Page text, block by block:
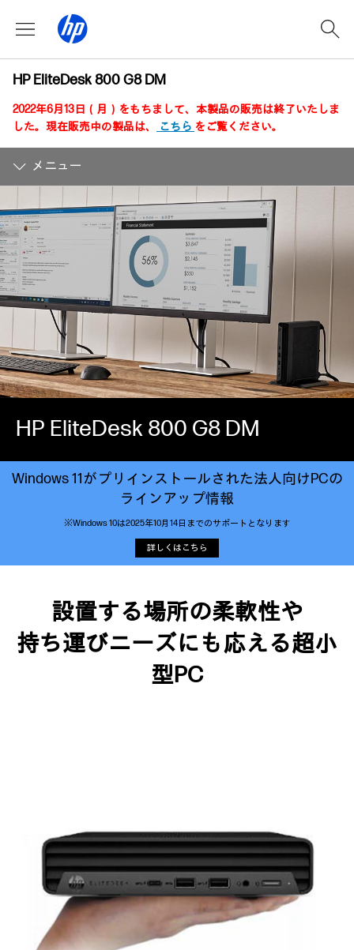
HP EliteDesk 800 G8 DM
2022年6月13日（月）をもちまして、本製品の販売は終了いたしま
した。現在販売中の製品は、
こちら をご覧ください。
メニュー
HP EliteDesk 800 G8 DM
Windows 11がプリインストールされた法人向けPCの
ラインアップ情報
※Windows 10は2025年10月14日までのサポートとなります
詳しくはこちら
設置する場所の柔軟性や
持ち運びニーズにも応える超小
型PC